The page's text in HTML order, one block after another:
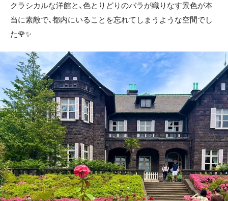
クラシカルな洋館と、色とりどりのバラが織りなす景色が本
当に素敵で、都内にいることを忘れてしまうような空間でし
た🌹✨